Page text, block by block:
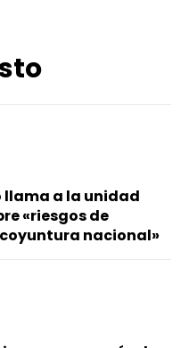
llama a la unidad
«riesgos de
nacional»